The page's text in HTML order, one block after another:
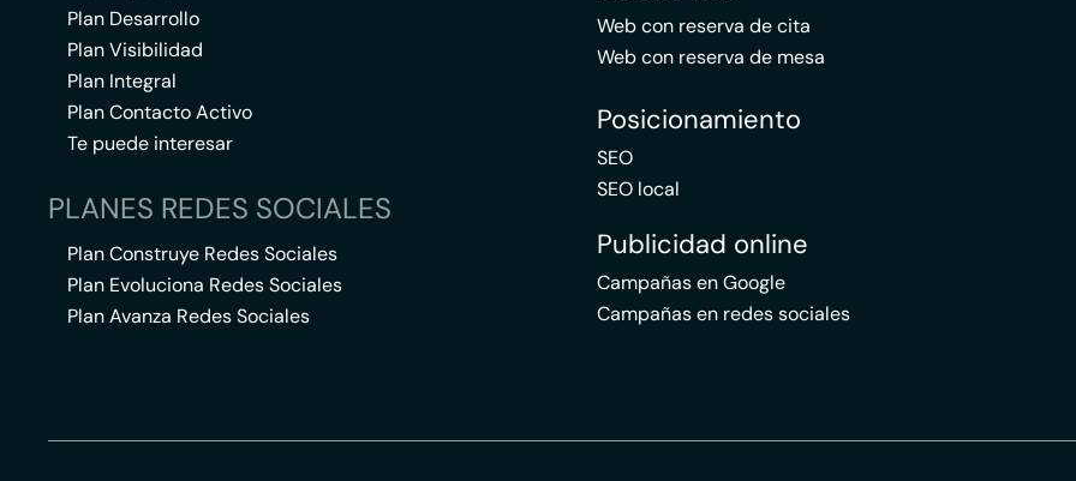
Plan Desarrollo
Plan Visibilidad
Plan Integral
Plan Contacto Activo
Te puede interesar
PLANES REDES SOCIALES
Plan Construye Redes Sociales
Plan Evoluciona Redes Sociales
Plan Avanza Redes Sociales
Web con reserva de cita
Web con reserva de mesa
Posicionamiento
SEO
SEO local
Publicidad online
Campañas en Google
Campañas en redes sociales